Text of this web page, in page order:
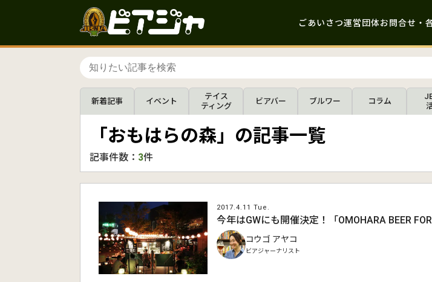
ごあいさつ運営団体お問合せ・
新着記事 イベント
テイス
ティング
ビアバー ブルワー コラム
「おもはらの森」の記事一覧
記事件数： 3件
2017.4.11 Tue.
今年はGWにも開催決定！「OMOHARA BEER
コウゴ アヤコ
ビアジャーナリスト